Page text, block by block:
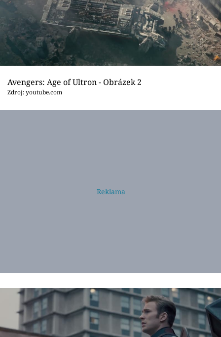
Videa
Sledujte prima+
Přihlášení
Avengers: Age of Ultron - Obrázek 2
Zdroj: youtube.com